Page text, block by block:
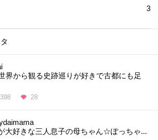
3
界から観る史跡巡りが好きで古都にも足
28
大好きな三人息子の母ちゃん☆ぽっちゃ...